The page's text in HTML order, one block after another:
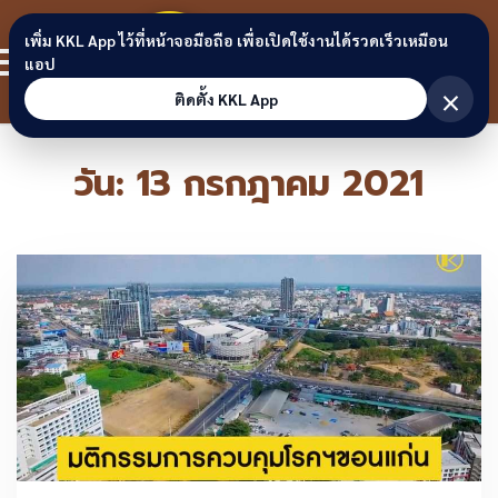
Skip to content
ขอนแก่น
ลิงก์
วัน: 13 กรกฎาคม 2021
เพิ่ม KKL App ไว้ที่หน้าจอมือถือ เพื่อเปิดใช้งานได้รวดเร็วเหมือน
แอป
ติดตั้ง KKL App
×